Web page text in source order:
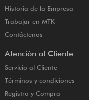
Historia de la Empresa
Trabajar en MTK
Contáctenos
Atención al Cliente
Servicio al Cliente
Términos y condiciones
Registro y Compra